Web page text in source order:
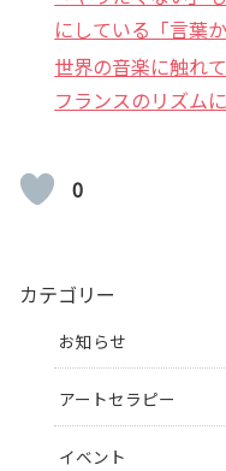
にしている「言葉
世界の音楽に触れ
フランスのリズム
0
カテゴリー
お知らせ
アートセラピー
イベント